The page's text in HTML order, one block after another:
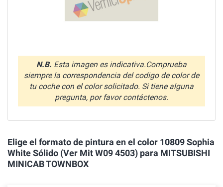
N.B. Esta imagen es indicativa.Comprueba
siempre la correspondencia del codigo de color de
tu coche con el color solicitado. Si tiene alguna
pregunta, por favor contáctenos.
Elige el formato de pintura en el color 10809 Sophia
White Sólido (Ver Mit W09 4503) para MITSUBISHI
MINICAB TOWNBOX